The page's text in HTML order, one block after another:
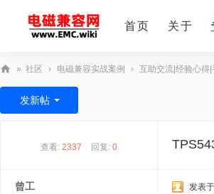
首页 关于
E
» 社区 › 电磁兼容实战案例 › 互助交流|经验心得|
发新帖
查看: 2337 回复: 0
曾工 发表